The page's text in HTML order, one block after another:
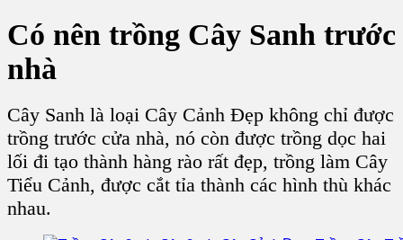
Có nên trồng Cây Sanh trước
nhà
Cây Sanh là loại Cây Cảnh Đẹp không chỉ được
trồng trước cửa nhà, nó còn được trồng dọc hai
lối đi tạo thành hàng rào rất đẹp, trồng làm Cây
Tiểu Cảnh, được cắt tỉa thành các hình thù khác
nhau.